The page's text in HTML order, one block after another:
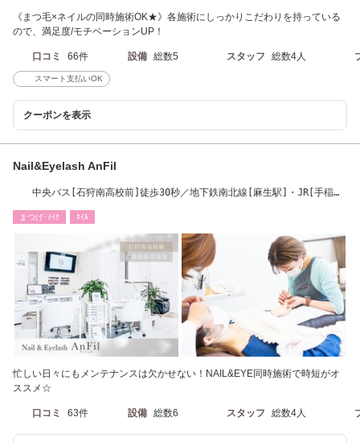
《まつ毛×ネイルの同時施術OK★》各施術にしっかりこだわりを持っている
ので、満足度/モチベーションUP！
口コミ 66件 設備 総数5 スタッフ 総数4人
スマート支払いOK
クーポンを表示
Nail&Eyelash AnFil
中央バス[石狩南高校前]徒歩30秒／地下鉄南北線[麻生駅]・JR[手稲
まつげ･ﾒｲｸ ﾈｲﾙ
忙しい日々にもメンテナンスは欠かせない！NAIL&EYE同時施術で時短がオ
ススメ☆
口コミ 63件 設備 総数6 スタッフ 総数4人